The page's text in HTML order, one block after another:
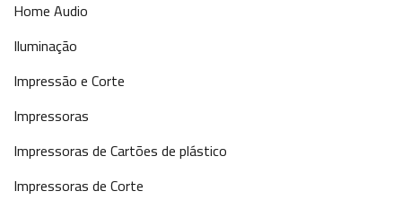
Home Audio
Iluminação
Impressão e Corte
Impressoras
Impressoras de Cartões de plástico
Impressoras de Corte